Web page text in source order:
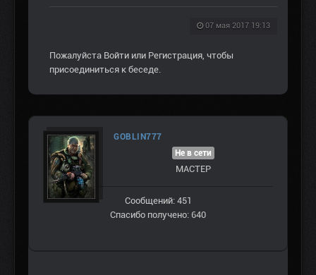
07 мая 2017 19:13
Пожалуйста Войти или Регистрация, чтобы
присоединиться к беседе.
GOBLIN777
Не в сети
МАСТЕР
Сообщений: 451
Спасибо получено: 640